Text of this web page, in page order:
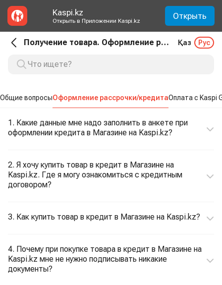
Kaspi.kz
Открыть в Приложении Kaspi.kz Открыть
Получение товара. Оформление рассрочки/кредита Қаз Рус
Общие вопросыОформление рассрочки/кредитаОплата с Kaspi
1. Какие данные мне надо заполнить в анкете при
оформлении кредита в Магазине на Kaspi.kz?
2. Я хочу купить товар в кредит в Магазине на
Kaspi.kz. Где я могу ознакомиться с кредитным
договором?
3. Как купить товар в кредит в Магазине на Kaspi.kz?
4. Почему при покупке товара в кредит в Магазине на
Kaspi.kz мне не нужно подписывать никакие
документы?